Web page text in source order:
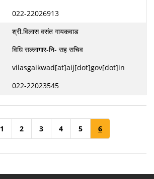
022-22026913
श्री.विलास वसंत गायकवाड
विधि सल्लागार-नि- सह सचिव
vilasgaikwad[at]aij[dot]gov[dot]in
022-22023545
1 2 3 4 5 6